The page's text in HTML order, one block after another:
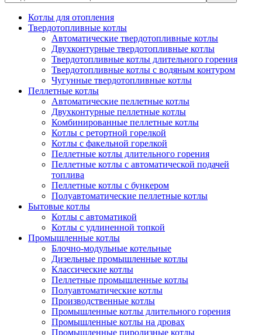
Котлы для отопления
Твердотопливные котлы
Автоматические твердотопливные котлы
Двухконтурные твердотопливные котлы
Твердотопливные котлы длительного горения
Твердотопливные котлы с водяным контуром
Чугунные твердотопливные котлы
Пеллетные котлы
Автоматические пеллетные котлы
Двухконтурные пеллетные котлы
Комбинированные пеллетные котлы
Котлы с ретортной горелкой
Котлы с факельной горелкой
Пеллетные котлы длительного горения
Пеллетные котлы с автоматической подачей
топлива
Пеллетные котлы с бункером
Полуавтоматические пеллетные котлы
Бытовые котлы
Котлы с автоматикой
Котлы с удлиненной топкой
Промышленные котлы
Блочно-модульные котельные
Дизельные промышленные котлы
Классические котлы
Пеллетные промышленные котлы
Полуавтоматические котлы
Производственные котлы
Промышленные котлы длительного горения
Промышленные котлы на дровах
Промышленные пиролизные котлы